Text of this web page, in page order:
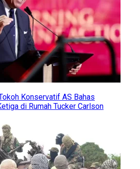
Konservatif AS Bahas
di Rumah Tucker Carlson